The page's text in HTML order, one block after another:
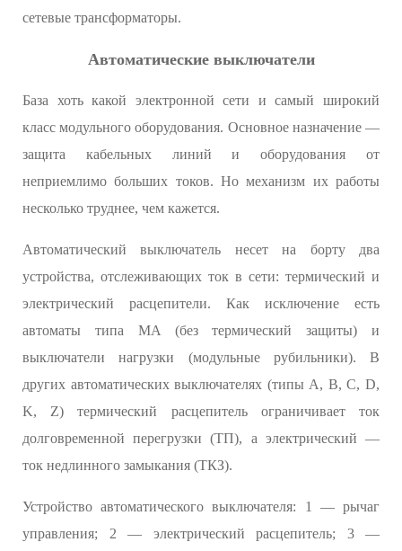
сетевые трансформаторы.
Автоматические выключатели
База хоть какой электронной сети и самый широкий
класс модульного оборудования. Основное назначение —
защита кабельных линий и оборудования от
неприемлимо больших токов. Но механизм их работы
несколько труднее, чем кажется.
Автоматический выключатель несет на борту два
устройства, отслеживающих ток в сети: термический и
электрический расцепители. Как исключение есть
автоматы типа MA (без термический защиты) и
выключатели нагрузки (модульные рубильники). В
других автоматических выключателях (типы A, B, C, D,
K, Z) термический расцепитель ограничивает ток
долговременной перегрузки (ТП), а электрический —
ток недлинного замыкания (ТКЗ).
Устройство автоматического выключателя: 1 — рычаг
управления; 2 — электрический расцепитель; 3 —